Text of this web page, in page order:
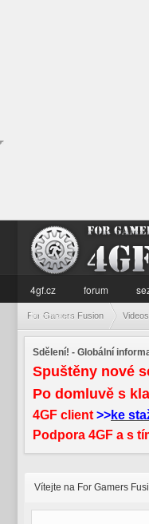
4gf.cz forum
informace
For Gamers Fusion
Sdělení! - Globální
Spuštěny nové
Po domluvě s
4GF client >>ke
Podpora 4GF a s
Vítejte na For Gamers